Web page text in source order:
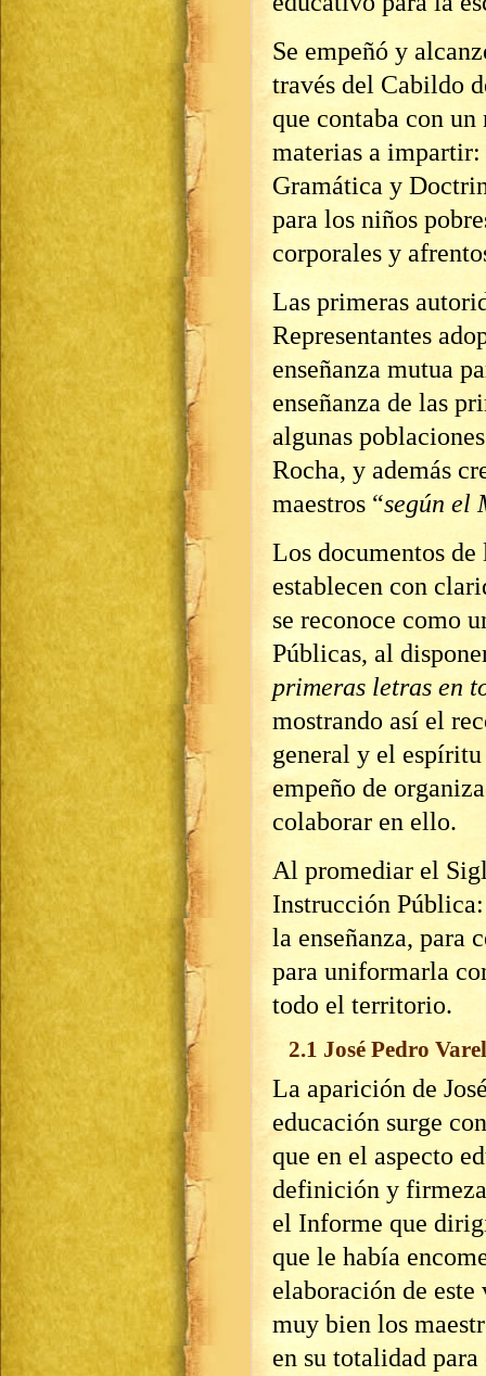
Se empeñó y
través del Cabildo
que contaba con
materias a
Gramática y
para los niños
corporales y
Las primeras
Representantes
enseñanza mutua
enseñanza de las
algunas
Rocha, y además
maestros “según el
Los documentos
establecen con
se reconoce como
Públicas, al
primeras letras en
mostrando así el
general y el
empeño de
colaborar en ello.
Al promediar el
Instrucción
la enseñanza, para
para uniformarla
todo el territorio.
2.1 José Pedro
La aparición de
educación surge
que en el aspecto
definición y
el Informe que
que le había
elaboración de
muy bien los
en su totalidad